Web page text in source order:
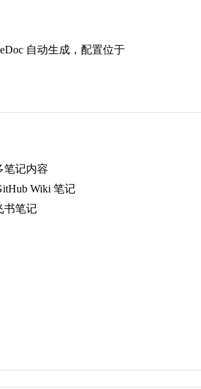
自动生成，配置位于
笔记内容
Wiki 笔记
书笔记